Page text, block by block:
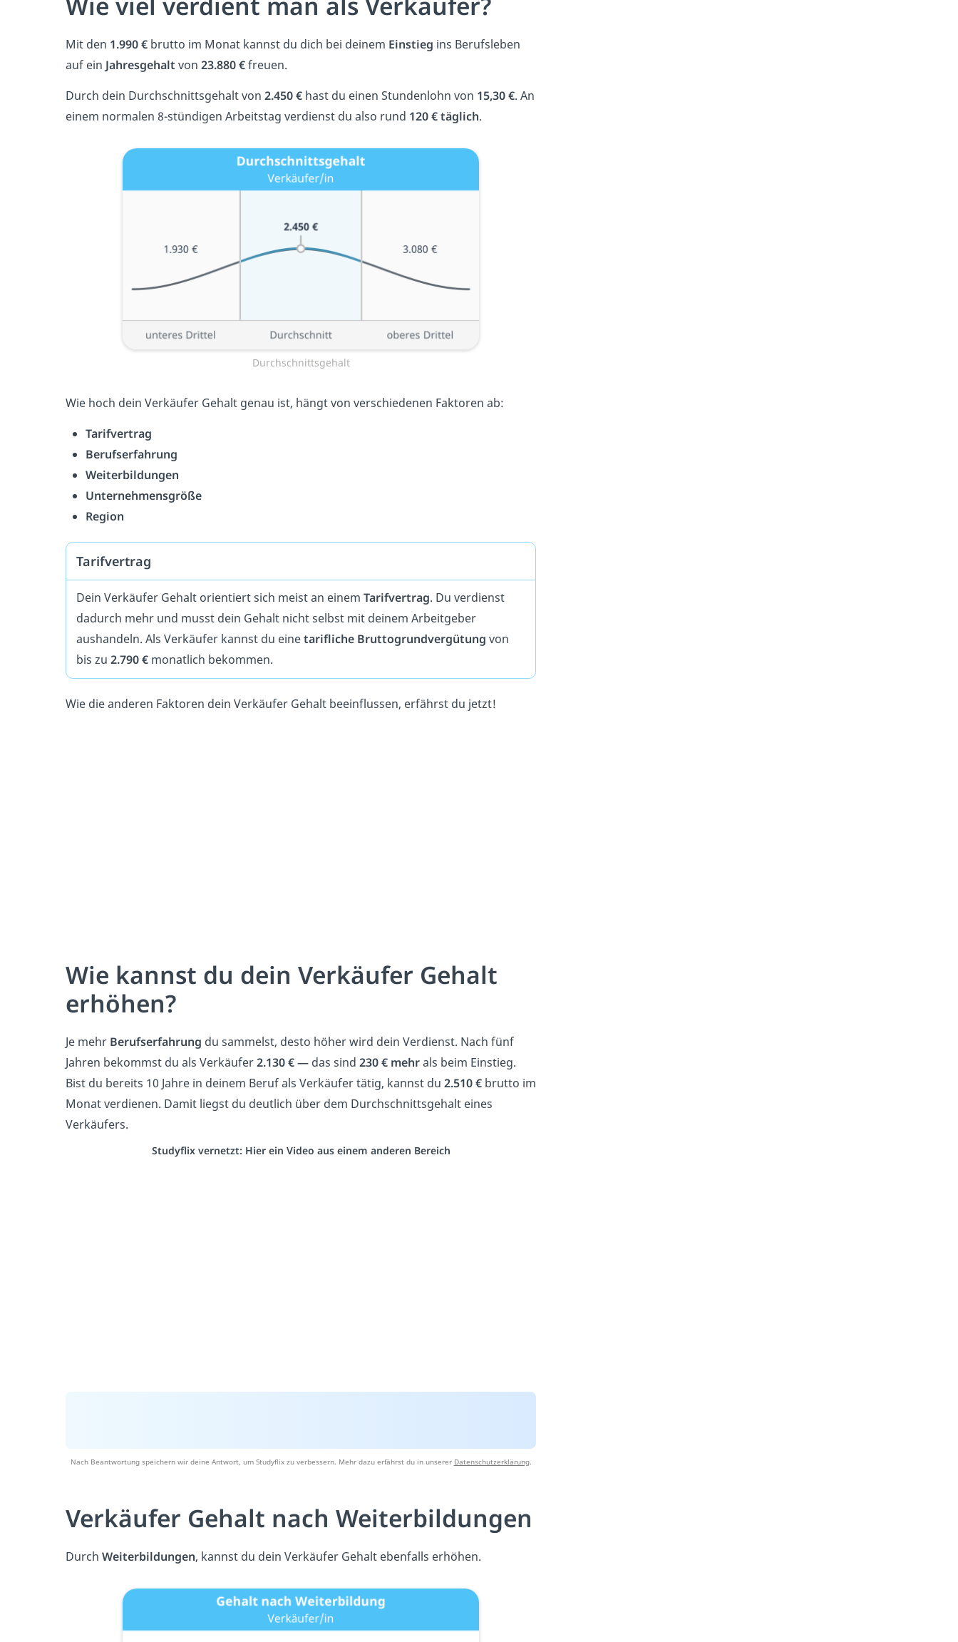
Mit den 1.990 € brutto im Monat kannst du dich bei deinem Einstieg ins Berufsleben
auf ein Jahresgehalt von 23.880 €freuen.
Durch dein Durchschnittsgehalt von 2.450 € hast du einen Stundenlohn von 15,30 €. An
einem normalen 8-stündigen Arbeitstag verdienst du also rund 120 € täglich.
Durchschnittsgehalt
Wie hoch dein Verkäufer Gehalt genau ist, hängt von verschiedenen Faktoren ab:
Tarifvertrag
Berufserfahrung
Weiterbildungen
Unternehmensgröße
Region
Tarifvertrag
Dein Verkäufer Gehalt orientiert sich meist an einem Tarifvertrag. Du verdienst
dadurch mehr und musst dein Gehalt nicht selbst mit deinem Arbeitgeber
aushandeln. Als Verkäufer kannst du einetarifliche Bruttogrundvergütung von
bis zu 2.790 € monatlich bekommen.
Wie die anderen Faktoren dein Verkäufer Gehalt beeinflussen, erfährst du jetzt!
Wie kannst du dein Verkäufer Gehalt
erhöhen?
Je mehr Berufserfahrung du sammelst, desto höher wird dein Verdienst. Nach fünf
Jahren bekommst du als Verkäufer2.130 € — das sind 230 € mehrals beim Einstieg.
Bist du bereits 10 Jahre in deinem Beruf als Verkäufer tätig, kannst du 2.510 € brutto im
Monat verdienen. Damit liegst du deutlich über dem Durchschnittsgehalt eines
Verkäufers.
Studyflix vernetzt: Hier ein Video aus einem anderen Bereich
Nach Beantwortung speichern wir deine Antwort, um Studyflix zu verbessern. Mehr dazu erfährst du in unserer Datenschutzerklärung.
Verkäufer Gehalt nach Weiterbildungen
Durch Weiterbildungen, kannst du dein Verkäufer Gehalt ebenfalls erhöhen.